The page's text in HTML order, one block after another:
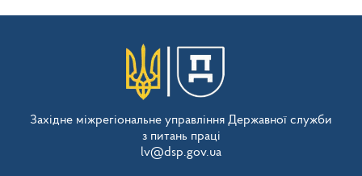
Західне міжрегіональне управління Державної служби
з питань праці
lv@dsp.gov.ua